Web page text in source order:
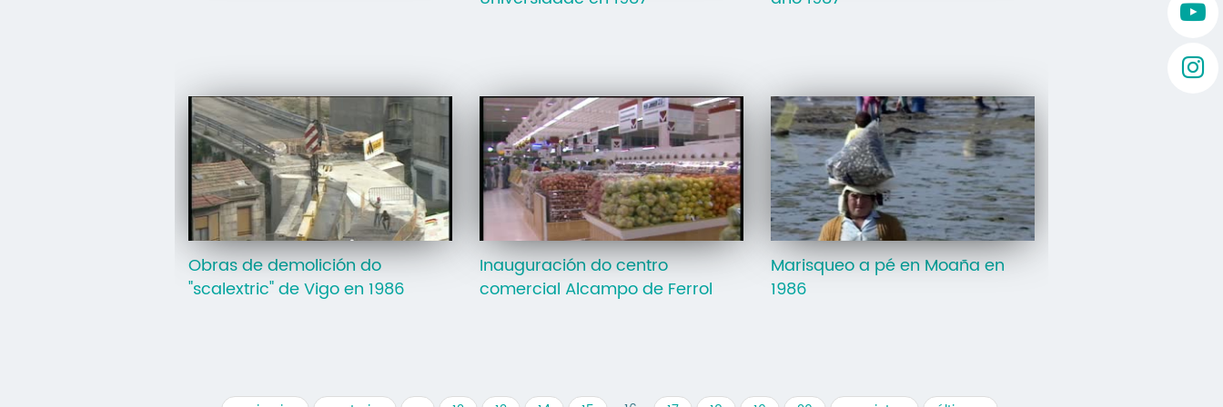
Obras de demolición do
"scalextric" de Vigo en 1986
Inauguración do centro
comercial Alcampo de Ferrol
Marisqueo a pé en Moaña en
1986